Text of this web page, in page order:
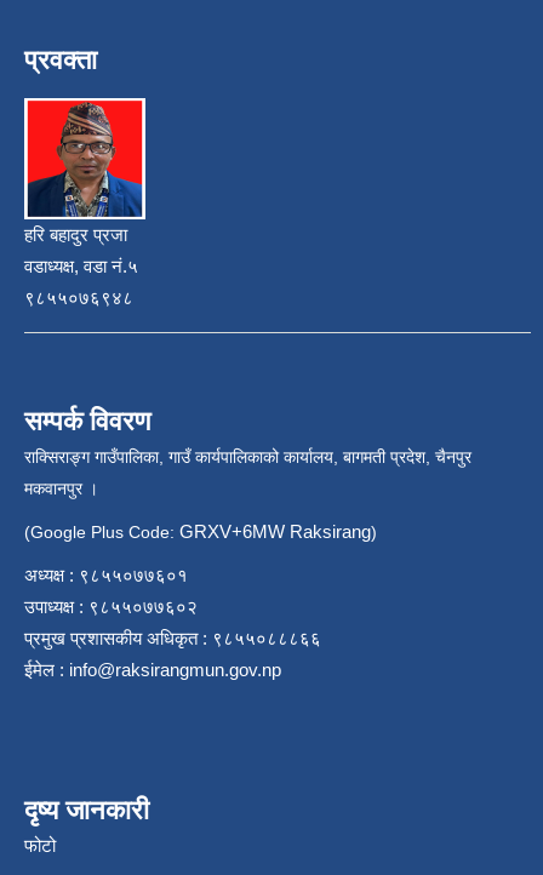
प्रवक्ता
हरि बहादुर प्रजा
वडाध्यक्ष, वडा नं.५
९८५५०७६९४८
सम्पर्क विवरण
राक्सिराङ्ग गाउँपालिका, गाउँ कार्यपालिकाको कार्यालय, बागमती प्रदेश, चैनपुर
मकवानपुर ।
(Google Plus Code: GRXV+6MW Raksirang)
अध्यक्ष : ९८५५०७७६०१
उपाध्यक्ष : ९८५५०७७६०२
प्रमुख प्रशासकीय अधिकृत : ९८५५०८८८६६
ईमेल : info@raksirangmun.gov.np
दृष्य जानकारी
फोटो